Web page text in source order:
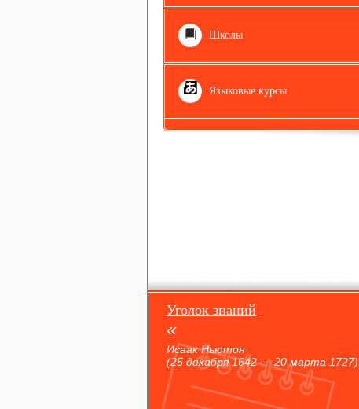
Школы
Языковые курсы
Уголок знаний
Исаак Ньютон
(25 декабря 1642 — 20 марта 1727)..